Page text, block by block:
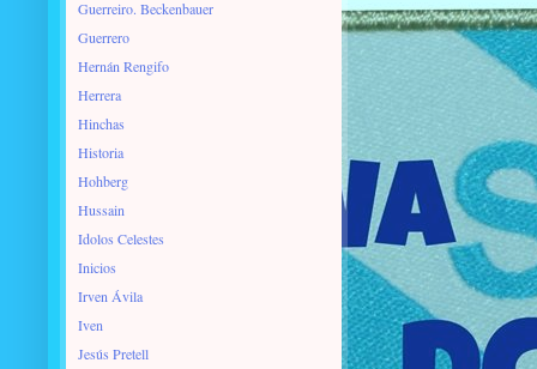
Guerreiro. Beckenbauer
Guerrero
Hernán Rengifo
Herrera
Hinchas
Historia
Hohberg
Hussain
Idolos Celestes
Inicios
Irven Ávila
Iven
Jesús Pretell